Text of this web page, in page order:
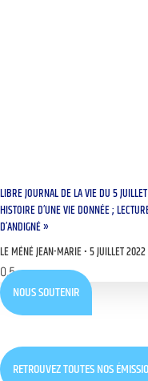
LIBRE JOURNAL DE LA VIE DU 5
HISTOIRE D’UNE VIE DONNÉE ;
D’ANDIGNÉ »
LE MÉNÉ JEAN-MARIE 5 JUILLET 2022
NOUS SOUTENIR
RETROUVEZ TOUTES NOS